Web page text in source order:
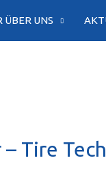
ÜBER UNS
Tire